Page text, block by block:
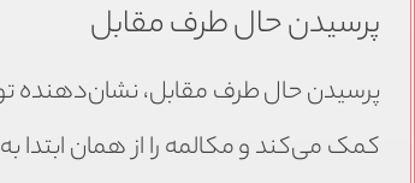
پرسیدن حال طرف مقابل
پرسیدن حال طرف مقابل، نشان‌دهنده
کمک می‌کند و مکالمه را از همان